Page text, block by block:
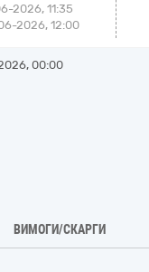
2026, 11:35
2026, 12:00
00:00
ВИМОГИ/СКАРГИ